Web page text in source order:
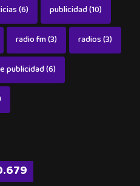
(6) publicidad(10)
radio fm(3) radios(3)
publicidad(6)